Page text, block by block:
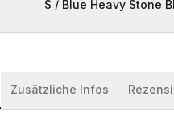
S / Blue Heavy Stone
Zusätzliche Infos